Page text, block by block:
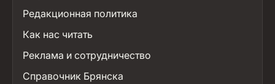
Редакционная политика
Как нас читать
Реклама и сотрудничество
Справочник Брянска